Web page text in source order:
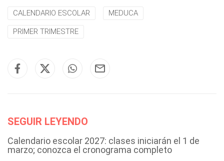
CALENDARIO ESCOLAR MEDUCA
PRIMER TRIMESTRE
SEGUIR LEYENDO
Calendario escolar 2027: clases iniciarán el 1 de
marzo; conozca el cronograma completo